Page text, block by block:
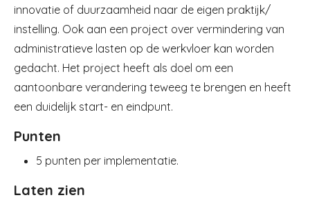
innovatie of duurzaamheid naar de eigen praktijk/
instelling. Ook aan een project over vermindering van
administratieve lasten op de werkvloer kan worden
gedacht. Het project heeft als doel om een
aantoonbare verandering teweeg te brengen en heeft
een duidelijk start- en eindpunt.
Punten
5 punten per implementatie.
Laten zien